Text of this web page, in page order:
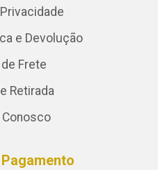
e Devolução
Frete
Retirada
Conosco